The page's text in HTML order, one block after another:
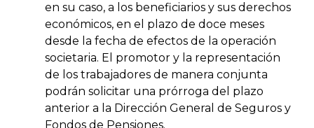
en su caso, a los beneficiarios y sus derechos
económicos, en el plazo de doce meses
desde la fecha de efectos de la operación
societaria. El promotor y la representación
de los trabajadores de manera conjunta
podrán solicitar una prórroga del plazo
anterior a la Dirección General de Seguros y
Fondos de Pensiones.